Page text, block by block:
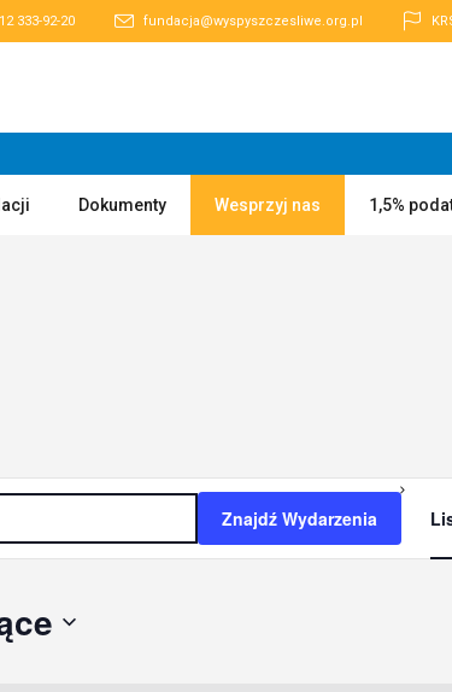
333-92-20 fundacja@wyspyszczesliwe.org.pl
Dokumenty Wesprzyj nas 1,5%
Znajdź Wydarzenia